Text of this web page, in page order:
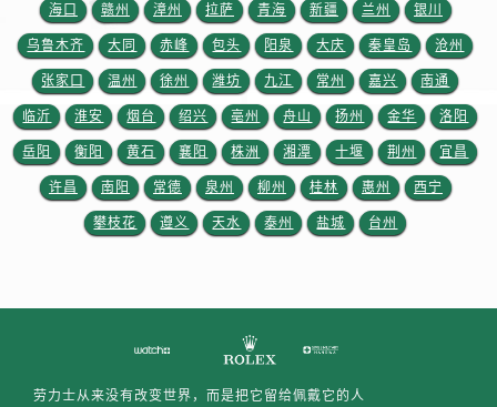
江苏省南京市秦淮区中山南路1号南京中心22层22-C1-C3室劳力士售后服务中心（需提前预约）
江苏省宿迁市宿城区西湖路劳力士售后服务中心（需提前预约）
江苏省泰州市海陵区永定东路399号置地商务中心东塔（华润万象城）17层1706室劳力士售后服务中心（需提前预约）
江苏省徐州市鼓楼区淮海东路29号苏宁广场IFC国际金融中心35层3508室劳力士售后服务中心（需提前预约）
江苏省盐城市盐都区世纪大道5号盐城金融城写字楼1号楼16层1604室劳力士售后服务中心（需提前预约）
江苏省扬州市邗江区国展路29号星耀天地写字楼1号楼18层1803室劳力士售后服务中心（需提前预约）
江苏省镇江市京口区中山东路劳力士售后服务中心（需提前预约）
海口 赣州 漳州 拉萨 青海 新疆 兰州 银川
乌鲁木齐 大同 赤峰 包头 阳泉 大庆 秦皇岛 沧州
张家口 温州 徐州 潍坊 九江 常州 嘉兴 南通
临沂 淮安 烟台 绍兴 亳州 舟山 扬州 金华 洛阳
岳阳 衡阳 黄石 襄阳 株洲 湘潭 十堰 荆州 宜昌
许昌 南阳 常德 泉州 柳州 桂林 惠州 西宁
攀枝花 遵义 天水 泰州 盐城 台州
劳力士从来没有改变世界，而是把它留给佩戴它的人